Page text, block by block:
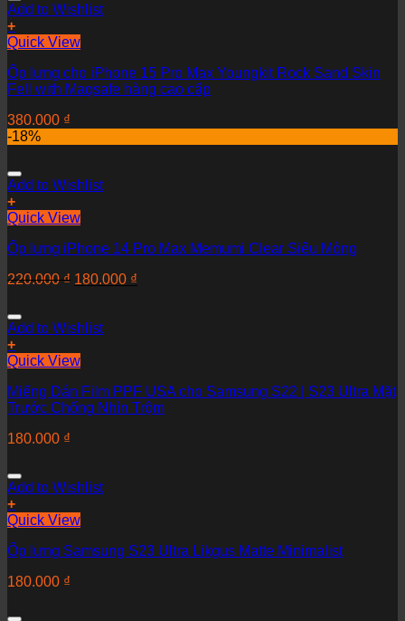
Add to Wishlist
+
Quick View
Ốp lưng cho iPhone 15 Pro Max Youngkit Rock Sand Skin
Fell with Maqsafe hàng cao cấp
380.000 ₫
-18%
Add to Wishlist
+
Quick View
Ốp lưng iPhone 14 Pro Max Memumi Clear Siêu Mỏng
220.000₫ 180.000 ₫
Add to Wishlist
+
Quick View
Miếng Dán Film PPF USA cho Samsung S22 | S23 Ultra Mặt
Trước Chống Nhìn Trộm
180.000 ₫
Add to Wishlist
+
Quick View
Ốp lưng Samsung S23 Ultra Likgus Matte Minimalist
180.000 ₫